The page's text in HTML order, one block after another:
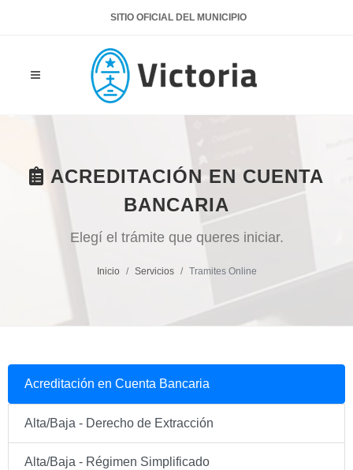
SITIO OFICIAL DEL MUNICIPIO
ACREDITACIÓN EN CUENTA
BANCARIA
Elegí el trámite que queres iniciar.
Inicio Servicios Tramites Online
Acreditación en Cuenta Bancaria
Alta/Baja - Derecho de Extracción
Alta/Baja - Régimen Simplificado